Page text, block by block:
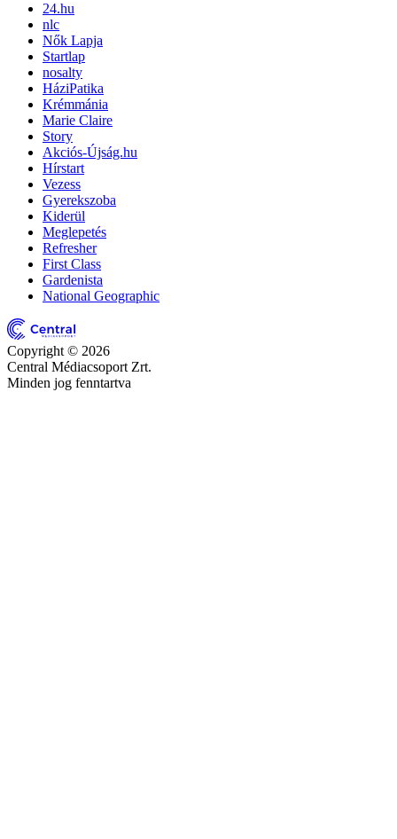
24.hu
nlc
Nők Lapja
Startlap
nosalty
HáziPatika
Krémmánia
Marie Claire
Story
Akciós-Újság.hu
Hírstart
Vezess
Gyerekszoba
Kiderül
Meglepetés
Refresher
First Class
Gardenista
National Geographic
Copyright © 2026
Central Médiacsoport Zrt.
Minden jog fenntartva